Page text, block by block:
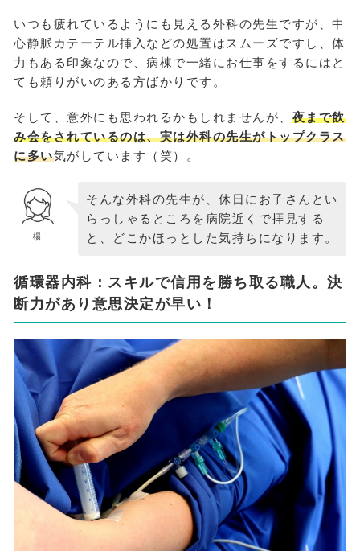
いつも疲れているようにも見える外科の先生ですが、中
心静脈カテーテル挿入などの処置はスムーズですし、体
力もある印象なので、病棟で一緒にお仕事をするにはと
ても頼りがいのある方ばかりです。
そして、意外にも思われるかもしれませんが、 夜まで飲
み会をされているのは、実は外科の先生がトップクラス
に多い気がしています（笑）。
楊
そんな外科の先生が、休日にお子さんとい
らっしゃるところを病院近くで拝見する
と、どこかほっとした気持ちになります。
循環器内科：スキルで信用を勝ち取る職人。決
断力があり意思決定が早い！